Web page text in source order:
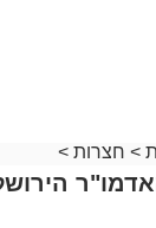
> חצרות >